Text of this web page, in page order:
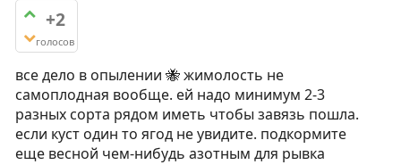
+2
голосов
все дело в опылении 🐝 жимолость не
самоплодная вообще. ей надо минимум 2-3
разных сорта рядом иметь чтобы завязь пошла.
если куст один то ягод не увидите. подкормите
еще весной чем-нибудь азотным для рывка